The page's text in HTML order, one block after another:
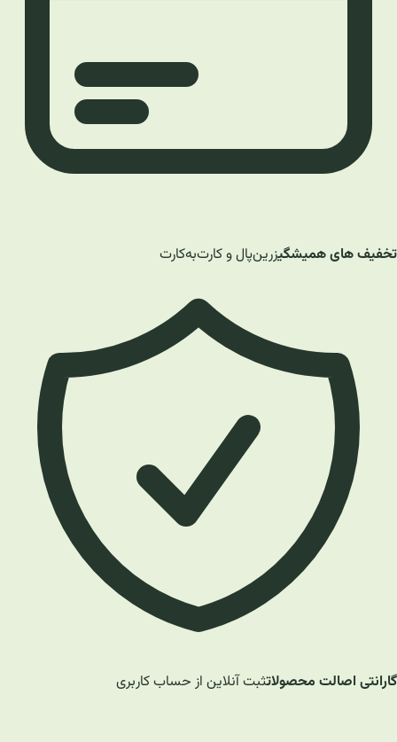
تخفیف های همیشگیزرین‌پال و کارت‌به‌کارت
گارانتی اصالت محصولاتثبت آنلاین از حساب کاربری